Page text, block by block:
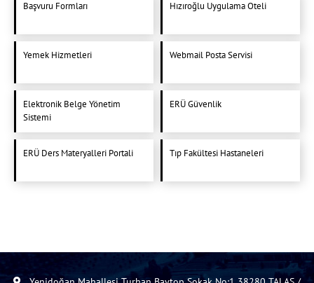
Başvuru Formları Hızıroğlu Uygulama Oteli
Yemek Hizmetleri Webmail Posta Servisi
Elektronik Belge Yönetim
Sistemi
ERÜ Güvenlik
ERÜ Ders Materyalleri Portali Tıp Fakültesi Hastaneleri